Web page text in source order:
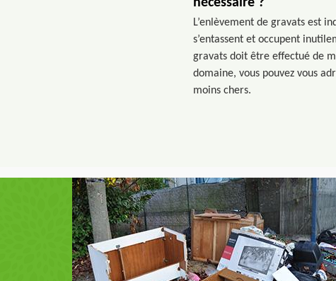
nécessaire ?
L’enlèvement de gravats est
s’entassent et occupent
gravats doit être effectué de
domaine, vous pouvez vous
moins chers.